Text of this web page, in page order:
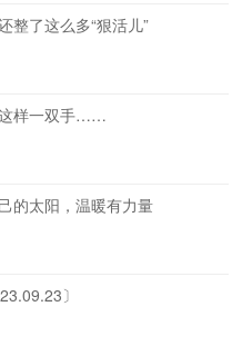
整了这么多“狠活儿”
样一双手……
的太阳，温暖有力量
〕